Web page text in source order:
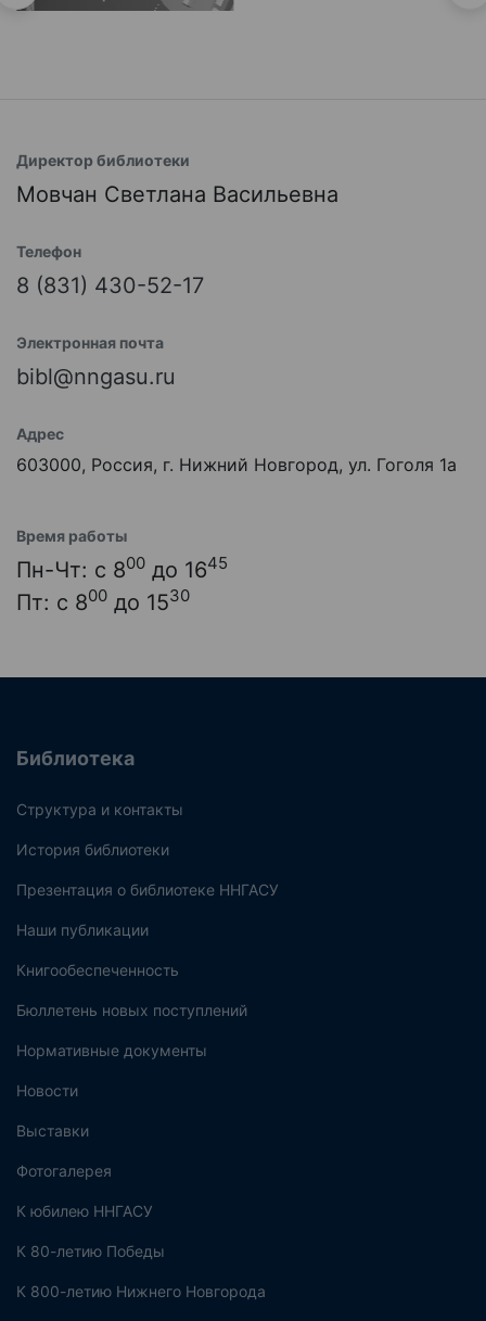
Директор библиотеки
Мовчан Светлана Васильевна
Телефон
8 (831) 430-52-17
Электронная почта
bibl@nngasu.ru
Адрес
603000, Россия, г. Нижний Новгород, ул. Гоголя 1а
Время работы
Пн-Чт: с 800 до 1645
Пт: с 800 до 1530
Библиотека
Структура и контакты
История библиотеки
Презентация о библиотеке ННГАСУ
Наши публикации
Книгообеспеченность
Бюллетень новых поступлений
Нормативные документы
Новости
Выставки
Фотогалерея
К юбилею ННГАСУ
К 80-летию Победы
К 800-летию Нижнего Новгорода